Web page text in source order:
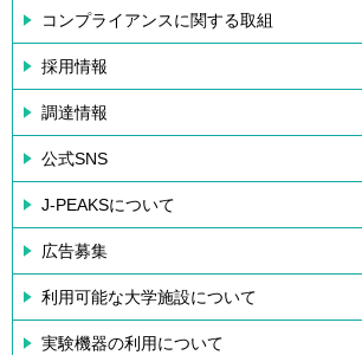
コンプライアンスに関する取組
採用情報
調達情報
公式SNS
J-PEAKSについて
広告募集
利用可能な大学施設について
実験機器の利用について